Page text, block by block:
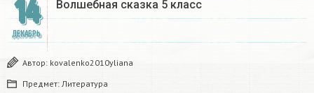
14
ДЕКАБРЬ
Волшебная сказка 5 класс
Автор: kovalenko2010yliana
Предмет: Литература